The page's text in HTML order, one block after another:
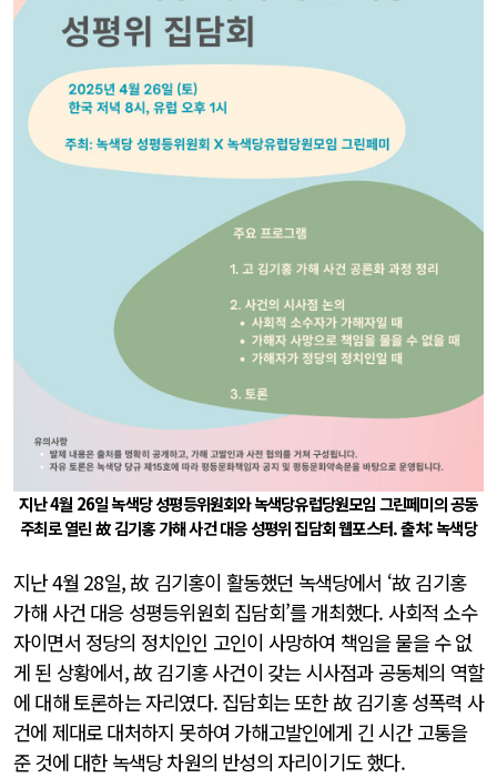
지난 4월 26일 녹색당 성평등위원회와 녹색당유럽당원모임 그린페미의 공동
주최로 열린 故 김기홍 가해 사건 대응 성평위 집담회 웹포스터. 출처: 녹색당
지난 4월 28일, 故 김기홍이 활동했던 녹색당에서 ‘故 김기홍
가해 사건 대응 성평등위원회 집담회’를 개최했다. 사회적 소수
자이면서 정당의 정치인인 고인이 사망하여 책임을 물을 수 없
게 된 상황에서, 故 김기홍 사건이 갖는 시사점과 공동체의 역할
에 대해 토론하는 자리였다. 집담회는 또한 故 김기홍 성폭력 사
건에 제대로 대처하지 못하여 가해고발인에게 긴 시간 고통을
준 것에 대한 녹색당 차원의 반성의 자리이기도 했다.